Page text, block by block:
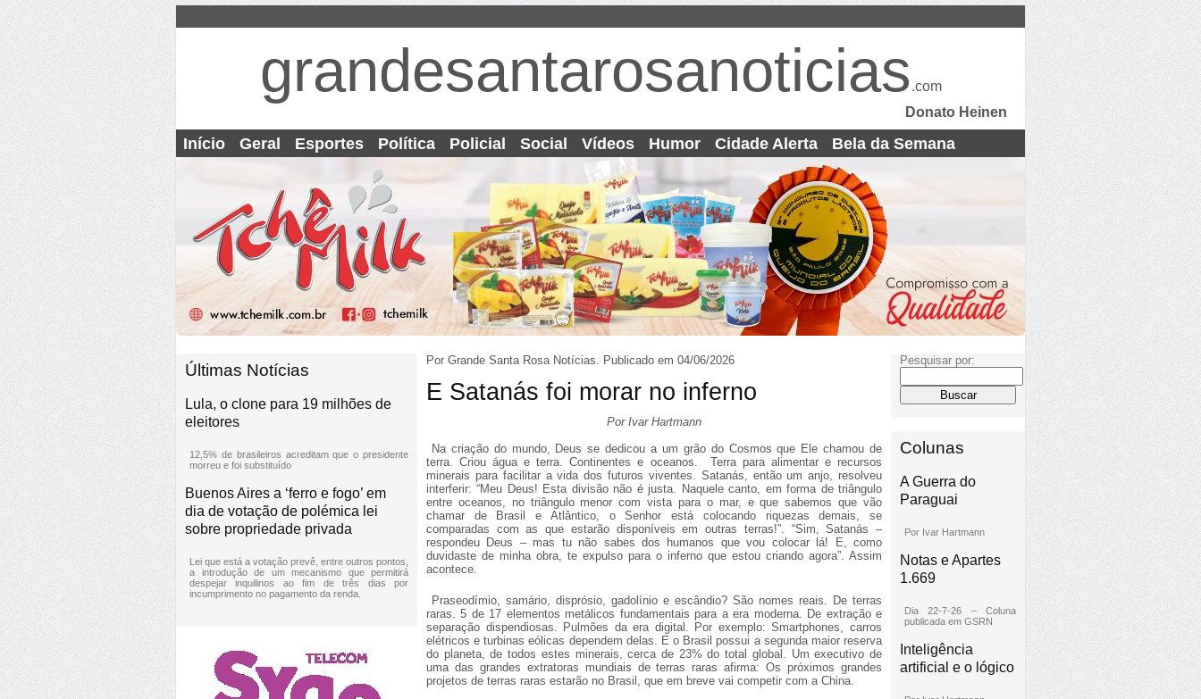
grandesantarosanoticias .com
Donato Heinen
Início Geral Esportes Política Policial Social Vídeos Humor Cidade Alerta Bela da Semana
Últimas Notícias
Lula, o clone para 19 milhões de
eleitores
12,5% de brasileiros acreditam que o presidente
morreu e foi substituído
Buenos Aires a ‘ferro e fogo’ em
dia de votação de polémica lei
sobre propriedade privada
Lei que está a votação prevê, entre outros pontos,
a introdução de um mecanismo que permitirá
despejar inquilinos ao fim de três dias por
incumprimento no pagamento da renda.
Por Grande Santa Rosa Notícias. Publicado em 04/06/2026
E Satanás foi morar no inferno
Por Ivar Hartmann
Na criação do mundo, Deus se dedicou a um grão do Cosmos que Ele chamou de
terra. Criou água e terra. Continentes e oceanos. Terra para alimentar e recursos
minerais para facilitar a vida dos futuros viventes. Satanás, então um anjo, resolveu
interferir: “Meu Deus! Esta divisão não é justa. Naquele canto, em forma de triângulo
entre oceanos, no triângulo menor com vista para o mar, e que sabemos que vão
chamar de Brasil e Atlântico, o Senhor está colocando riquezas demais, se
comparadas com as que estarão disponíveis em outras terras!”. “Sim, Satanás –
respondeu Deus – mas tu não sabes dos humanos que vou colocar lá! E, como
duvidaste de minha obra, te expulso para o inferno que estou criando agora”. Assim
acontece.
Praseodímio, samário, disprósio, gadolínio e escândio? São nomes reais. De terras
raras. 5 de 17 elementos metálicos fundamentais para a era moderna. De extração e
separação dispendiosas. Pulmões da era digital. Por exemplo: Smartphones, carros
elétricos e turbinas eólicas dependem delas. E o Brasil possui a segunda maior reserva
do planeta, de todos estes minerais, cerca de 23% do total global. Um executivo de
uma das grandes extratoras mundiais de terras raras afirma: Os próximos grandes
projetos de terras raras estarão no Brasil, que em breve vai competir com a China.
Pesquisar por:
Colunas
A Guerra do
Paraguai
Por Ivar Hartmann
Notas e Apartes
1.669
Dia 22-7-26 – Coluna
publicada em GSRN
Inteligência
artificial e o lógico